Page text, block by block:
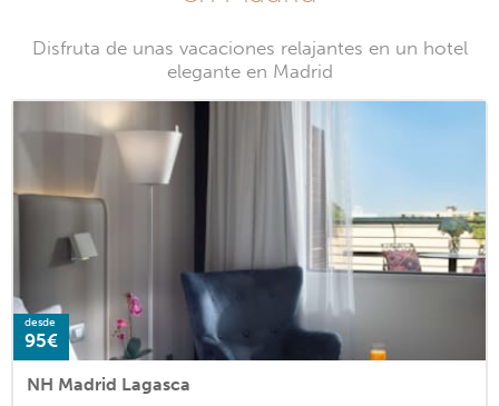
Disfruta de unas vacaciones relajantes en un hotel
elegante en Madrid
desde
95€
NH Madrid Lagasca